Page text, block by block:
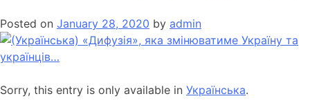
Posted on January 28, 2020 by admin
Sorry, this entry is only available in Українська.